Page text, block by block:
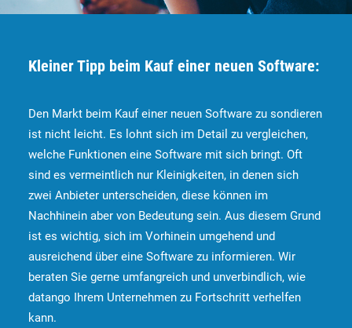
Kleiner Tipp beim Kauf einer neuen Software:
Den Markt beim Kauf einer neuen Software zu sondieren
ist nicht leicht. Es lohnt sich im Detail zu vergleichen,
welche Funktionen eine Software mit sich bringt. Oft
sind es vermeintlich nur Kleinigkeiten, in denen sich
zwei Anbieter unterscheiden, diese können im
Nachhinein aber von Bedeutung sein. Aus diesem Grund
ist es wichtig, sich im Vorhinein umgehend und
ausreichend über eine Software zu informieren. Wir
beraten Sie gerne umfangreich und unverbindlich, wie
datango Ihrem Unternehmen zu Fortschritt verhelfen
kann.